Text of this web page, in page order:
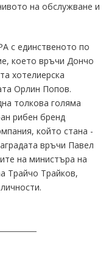
на обслужване и
с единственото по
което връчи Дончо
хотелиерска
Орлин Попов.
толкова голяма
рибен бренд
който стана -
връчи Павел
на министъра на
Трайчо Трайков,